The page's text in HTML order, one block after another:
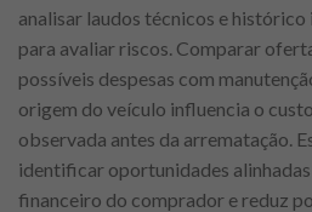
analisar laudos técnicos e
para avaliar riscos. Comparar
possíveis despesas com
origem do veículo influencia o
observada antes da arrematação.
identificar oportunidades
financeiro do comprador e reduz